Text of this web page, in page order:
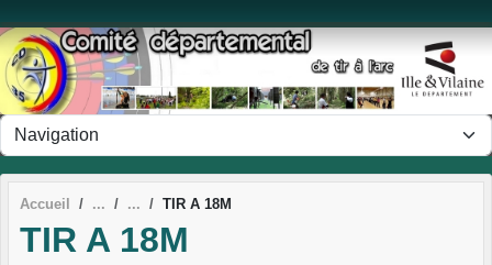
Accueil TIR A 18M
TIR A 18M